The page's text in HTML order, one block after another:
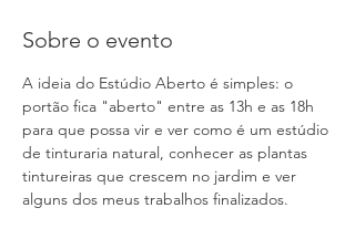
Sobre o evento
A ideia do Estúdio Aberto é simples: o
portão fica "aberto" entre as 13h e as 18h
para que possa vir e ver como é um estúdio
de tinturaria natural, conhecer as plantas
tintureiras que crescem no jardim e ver
alguns dos meus trabalhos finalizados.